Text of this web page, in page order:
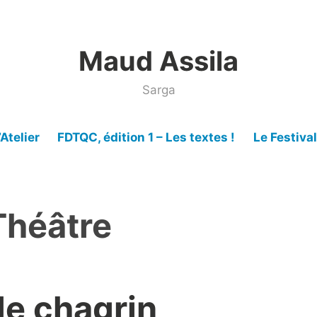
Maud Assila
Sarga
FDTQC, édition 1 – Les textes ! Le
chagrin